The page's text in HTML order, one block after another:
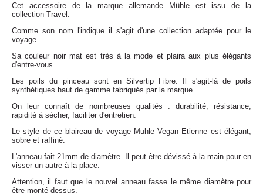
Cet accessoire de la marque allemande Mühle est issu de la
collection Travel.
Comme son nom l'indique il s'agit d'une collection adaptée pour le
voyage.
Sa couleur noir mat est très à la mode et plaira aux plus élégants
d'entre-vous.
Les poils du pinceau sont en Silvertip Fibre. Il s'agit-là de poils
synthétiques haut de gamme fabriqués par la marque.
On leur connaît de nombreuses qualités : durabilité, résistance,
rapidité à sècher, faciliter d'entretien.
Le style de ce blaireau de voyage Muhle Vegan Etienne est élégant,
sobre et raffiné.
L'anneau fait 21mm de diamètre. Il peut être dévissé à la main pour en
visser un autre à la place.
Attention, il faut que le nouvel anneau fasse le même diamètre pour
être monté dessus.